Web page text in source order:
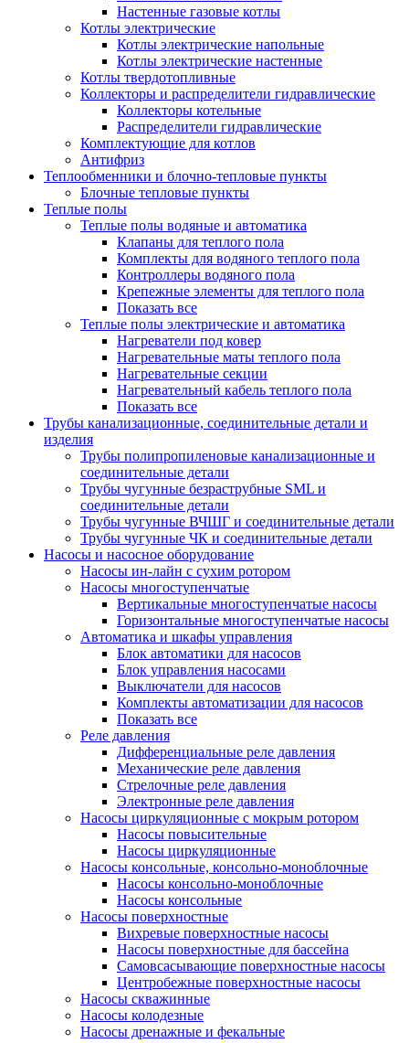
Настенные газовые котлы
Котлы электрические
Котлы электрические напольные
Котлы электрические настенные
Котлы твердотопливные
Коллекторы и распределители гидравлические
Коллекторы котельные
Распределители гидравлические
Комплектующие для котлов
Антифриз
Теплообменники и блочно-тепловые пункты
Блочные тепловые пункты
Теплые полы
Теплые полы водяные и автоматика
Клапаны для теплого пола
Комплекты для водяного теплого пола
Контроллеры водяного пола
Крепежные элементы для теплого пола
Показать все
Теплые полы электрические и автоматика
Нагреватели под ковер
Нагревательные маты теплого пола
Нагревательные секции
Нагревательный кабель теплого пола
Показать все
Трубы канализационные, соединительные детали и
изделия
Трубы полипропиленовые канализационные и
соединительные детали
Трубы чугунные безраструбные SML и
соединительные детали
Трубы чугунные ВЧШГ и соединительные детали
Трубы чугунные ЧК и соединительные детали
Насосы и насосное оборудование
Насосы ин-лайн с сухим ротором
Насосы многоступенчатые
Вертикальные многоступенчатые насосы
Горизонтальные многоступенчатые насосы
Автоматика и шкафы управления
Блок автоматики для насосов
Блок управления насосами
Выключатели для насосов
Комплекты автоматизации для насосов
Показать все
Реле давления
Дифференциальные реле давления
Механические реле давления
Стрелочные реле давления
Электронные реле давления
Насосы циркуляционные с мокрым ротором
Насосы повысительные
Насосы циркуляционные
Насосы консольные, консольно-моноблочные
Насосы консольно-моноблочные
Насосы консольные
Насосы поверхностные
Вихревые поверхностные насосы
Насосы поверхностные для бассейна
Самовсасывающие поверхностные насосы
Центробежные поверхностные насосы
Насосы скважинные
Насосы колодезные
Насосы дренажные и фекальные